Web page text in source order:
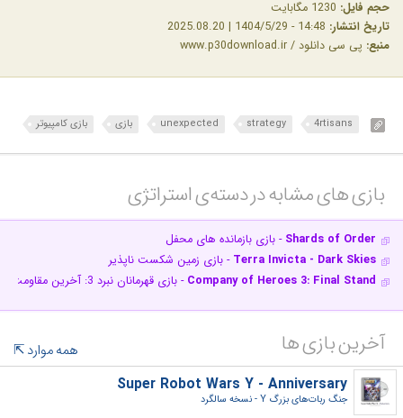
حجم فایل:
تاریخ انتشار:
منبع: پی سی دانلود / www.p30download.ir
4rtisans
strategy
unexpected بازی بازی کامپیوتر
بازی های مشابه در دسته‌ی‌ استراتژی‎
Shards of Order - بازی بازمانده های محفل
Terra Invicta - Dark Skies - بازی زمین شکست ناپذیر
Company of Heroes 3: Final Stand - بازی قهرمانان نبرد 3: آخرین مقاومت
آخرین بازی ها
همه موارد
Super Robot Wars Y - Anniversary
جنگ ربات‌های بزرگ Y - نسخه سالگرد‎